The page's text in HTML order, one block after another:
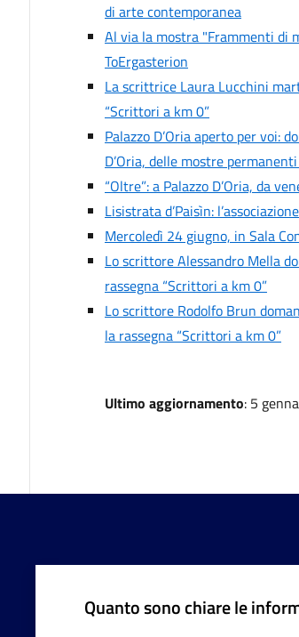
di arte contemporanea
Al via la mostra "Frammenti di
ToErgasterion
La scrittrice Laura Lucchini
“Scrittori a km 0”
Palazzo D’Oria aperto per voi:
D’Oria, delle mostre
“Oltre”: a Palazzo D’Oria, da
Lisistrata d’Paisìn:
Mercoledì 24 giugno, in Sala
Lo scrittore Alessandro Mella
rassegna “Scrittori a km 0”
Lo scrittore Rodolfo Brun
la rassegna “Scrittori a km 0”
Ultimo aggiornamento: 5
Quanto sono chiare le